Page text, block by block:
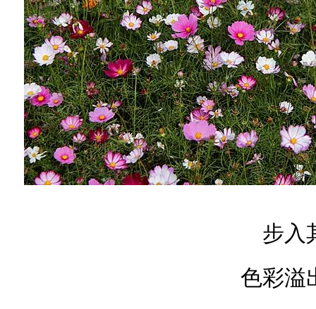
步入
色彩溢